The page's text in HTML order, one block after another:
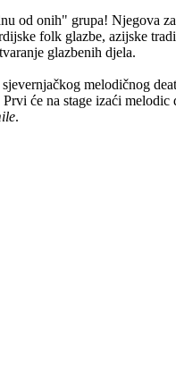
onih" grupa! Njegova
folk glazbe, azijske
glazbenih djela.
melodičnog
Prvi će na stage izaći melodic
.